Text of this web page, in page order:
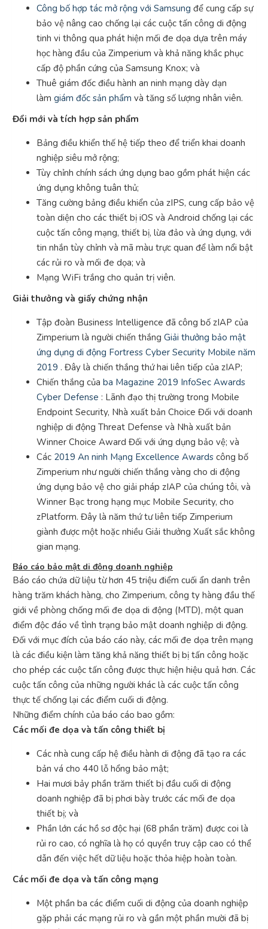
Công bố hợp tác mở rộng với Samsung để cung cấp sự
bảo vệ nâng cao chống lại các cuộc tấn công di động
tinh vi thông qua phát hiện mối đe dọa dựa trên máy
học hàng đầu của Zimperium và khả năng khắc phục
cấp độ phần cứng của Samsung Knox; và
Thuê giám đốc điều hành an ninh mạng dày dạn
làm giám đốc sản phẩm và tăng số lượng nhân viên.
Đổi mới và tích hợp sản phẩm
Bảng điều khiển thế hệ tiếp theo để triển khai doanh
nghiệp siêu mở rộng;
Tùy chỉnh chính sách ứng dụng bao gồm phát hiện các
ứng dụng không tuân thủ;
Tăng cường bảng điều khiển của zIPS, cung cấp bảo vệ
toàn diện cho các thiết bị iOS và Android chống lại các
cuộc tấn công mạng, thiết bị, lừa đảo và ứng dụng, với
tin nhắn tùy chỉnh và mã màu trực quan để làm nổi bật
các rủi ro và mối đe dọa; và
Mạng WiFi trắng cho quản trị viên.
Giải thưởng và giấy chứng nhận
Tập đoàn Business Intelligence đã công bố zIAP của
Zimperium là người chiến thắng Giải thưởng bảo mật
ứng dụng di động Fortress Cyber ​​Security Mobile năm
2019 . Đây là chiến thắng thứ hai liên tiếp của zIAP;
Chiến thắng của ba Magazine 2019 InfoSec Awards
Cyber Defense : Lãnh đạo thị trường trong Mobile
Endpoint Security, Nhà xuất bản Choice Đối với doanh
nghiệp di động Threat Defense và Nhà xuất bản
Winner Choice Award Đối với ứng dụng bảo vệ; và
Các 2019 An ninh Mạng Excellence Awards công bố
Zimperium như người chiến thắng vàng cho di động
ứng dụng bảo vệ cho giải pháp zIAP của chúng tôi, và
Winner Bạc trong hạng mục Mobile Security, cho
zPlatform. Đây là năm thứ tư liên tiếp Zimperium
giành được một hoặc nhiều Giải thưởng Xuất sắc không
gian mạng.
Báo cáo bảo mật di động doanh nghiệp
Báo cáo chứa dữ liệu từ hơn 45 triệu điểm cuối ẩn danh trên
hàng trăm khách hàng, cho Zimperium, công ty hàng đầu thế
giới về phòng chống mối đe dọa di động (MTD), một quan
điểm độc đáo về tình trạng bảo mật doanh nghiệp di động.
Đối với mục đích của báo cáo này, các mối đe dọa trên mạng
là các điều kiện làm tăng khả năng thiết bị bị tấn công hoặc
cho phép các cuộc tấn công được thực hiện hiệu quả hơn. Các
cuộc tấn công của những người khác là các cuộc tấn công
thực tế chống lại các điểm cuối di động.
Những điểm chính của báo cáo bao gồm:
Các mối đe dọa và tấn công thiết bị
Các nhà cung cấp hệ điều hành di động đã tạo ra các
bản vá cho 440 lỗ hổng bảo mật;
Hai mươi bảy phần trăm thiết bị đầu cuối di động
doanh nghiệp đã bị phơi bày trước các mối đe dọa
thiết bị; và
Phần lớn các hồ sơ độc hại (68 phần trăm) được coi là
rủi ro cao, có nghĩa là họ có quyền truy cập cao có thể
dẫn đến việc hết dữ liệu hoặc thỏa hiệp hoàn toàn.
Các mối đe dọa và tấn công mạng
Một phần ba các điểm cuối di động của doanh nghiệp
gặp phải các mạng rủi ro và gần một phần mười đã bị